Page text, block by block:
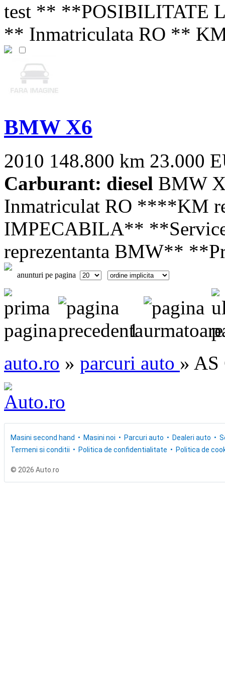
test ** **POSIBILITATE
** Inmatriculata RO **
BMW X6
2010 148.800 km 23.000
Carburant: diesel BMW
Inmatriculat RO ****KM
IMPECABILA**
reprezentanta BMW**
anunturi pe pagina
1
auto.ro » parcuri auto » AS
Masini second hand Masini noi Parcuri auto Dealeri auto
Termeni si conditii
Politica de confidentialitate Politica de
© 2026 Auto.ro